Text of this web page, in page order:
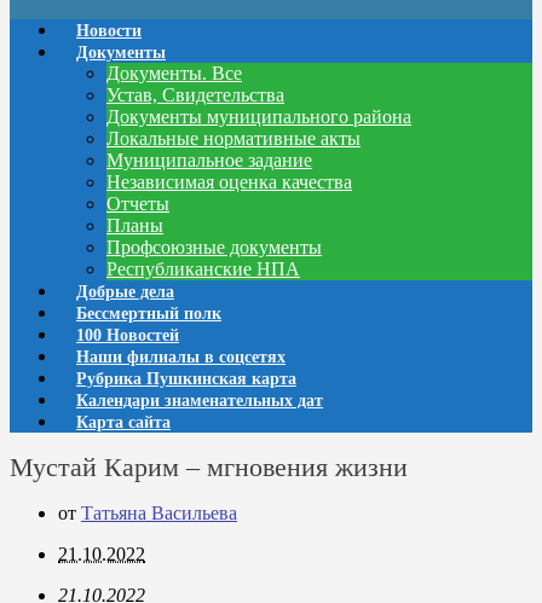
Новости
Документы
Документы. Все
Устав, Свидетельства
Документы муниципального района
Локальные нормативные акты
Муниципальное задание
Независимая оценка качества
Отчеты
Планы
Профсоюзные документы
Республиканские НПА
Добрые дела
Бессмертный полк
100 Новостей
Наши филиалы в соцсетях
Рубрика Пушкинская карта
Календари знаменательных дат
Карта сайта
Мустай Карим – мгновения жизни
от Татьяна Васильева
21.10.2022
21.10.2022